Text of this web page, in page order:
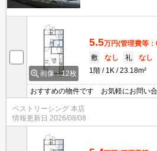
画像：12枚
5.5万円(管理費等
敷
なし 礼
なし
1階
1K 23.18m²
おすすめの物件です お気軽にお問い
ベストリーシング 本店
情報更新日 2026/08/08